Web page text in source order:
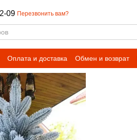
09 Перезвонить вам?
Оплата и доставка Обмен и возврат